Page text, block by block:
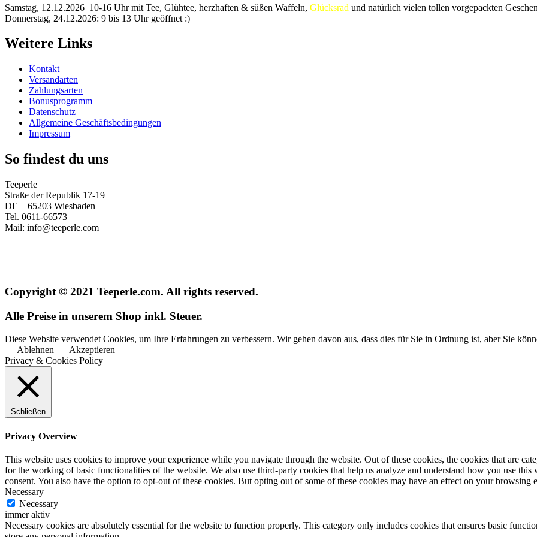
Samstag, 12.12.2026 10-16 Uhr mit Tee, Glühtee, herzhaften & süßen Waffeln, Glücksrad und natürlich vielen tollen vorgepackten
Donnerstag, 24.12.2026: 9 bis 13 Uhr geöffnet :)
Weitere Links
Kontakt
Versandarten
Zahlungsarten
Bonusprogramm
Datenschutz
Allgemeine Geschäftsbedingungen
Impressum
So findest du uns
Teeperle
Straße der Republik 17-19
DE – 65203 Wiesbaden
Tel. 0611-66573
Mail: info@teeperle.com
Copyright © 2021 Teeperle.com. All rights reserved.
Alle Preise in unserem Shop inkl. Steuer.
Diese Website verwendet Cookies, um Ihre Erfahrungen zu verbessern. Wir gehen davon aus, dass dies für Sie in Ordnung ist, aber Sie
Ablehnen
Akzeptieren
Privacy & Cookies Policy
Schließen
Privacy Overview
This website uses cookies to improve your experience while you navigate through the website. Out of these cookies, the cookies that are
for the working of basic functionalities of the website. We also use third-party cookies that help us analyze and understand how you use
consent. You also have the option to opt-out of these cookies. But opting out of some of these cookies may have an effect on your browsing
Necessary
Necessary
immer aktiv
Necessary cookies are absolutely essential for the website to function properly. This category only includes cookies that ensures basic